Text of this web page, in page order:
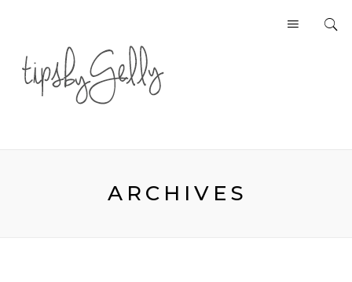
ARCHIVES